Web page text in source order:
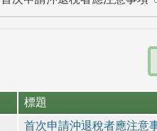
標題
首次申請沖退稅者應注意